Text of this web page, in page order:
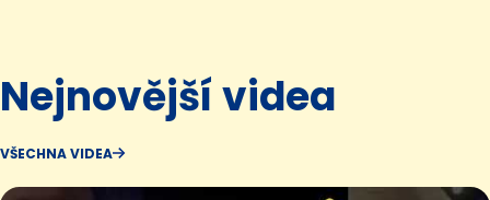
Nejnovější videa
VŠECHNA VIDEA